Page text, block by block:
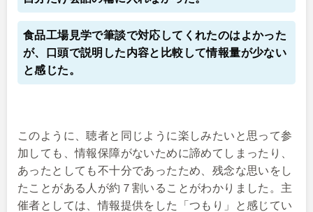
食品工場見学で筆談で対応してくれたのはよかった
が、口頭で説明した内容と比較して情報量が少ない
と感じた。
このように、聴者と同じように楽しみたいと思って参
加しても、情報保障がないために諦めてしまったり、
あったとしても不十分であったため、残念な思いをし
たことがある人が約７割いることがわかりました。主
催者としては、情報提供をした「つもり」と感じてい